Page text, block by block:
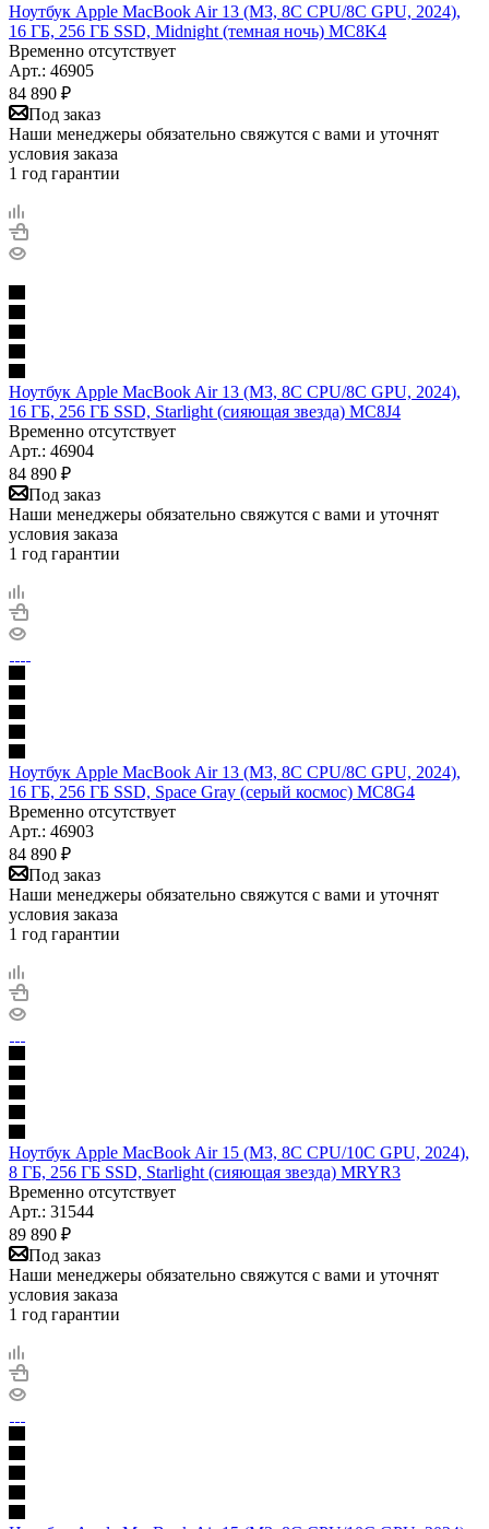
Ноутбук Apple MacBook Air 13 (M3, 8C CPU/8C GPU, 2024),
16 ГБ, 256 ГБ SSD, Midnight (темная ночь) MC8K4
Временно отсутствует
Арт.: 46905
84 890 ₽
Под заказ
Наши менеджеры обязательно свяжутся с вами и уточнят
условия заказа
1 год гарантии
Ноутбук Apple MacBook Air 13 (M3, 8C CPU/8C GPU, 2024),
16 ГБ, 256 ГБ SSD, Starlight (сияющая звезда) MC8J4
Временно отсутствует
Арт.: 46904
84 890 ₽
Под заказ
Наши менеджеры обязательно свяжутся с вами и уточнят
условия заказа
1 год гарантии
Ноутбук Apple MacBook Air 13 (M3, 8C CPU/8C GPU, 2024),
16 ГБ, 256 ГБ SSD, Space Gray (серый космос) MC8G4
Временно отсутствует
Арт.: 46903
84 890 ₽
Под заказ
Наши менеджеры обязательно свяжутся с вами и уточнят
условия заказа
1 год гарантии
Ноутбук Apple MacBook Air 15 (M3, 8C CPU/10C GPU, 2024),
8 ГБ, 256 ГБ SSD, Starlight (сияющая звезда) MRYR3
Временно отсутствует
Арт.: 31544
89 890 ₽
Под заказ
Наши менеджеры обязательно свяжутся с вами и уточнят
условия заказа
1 год гарантии